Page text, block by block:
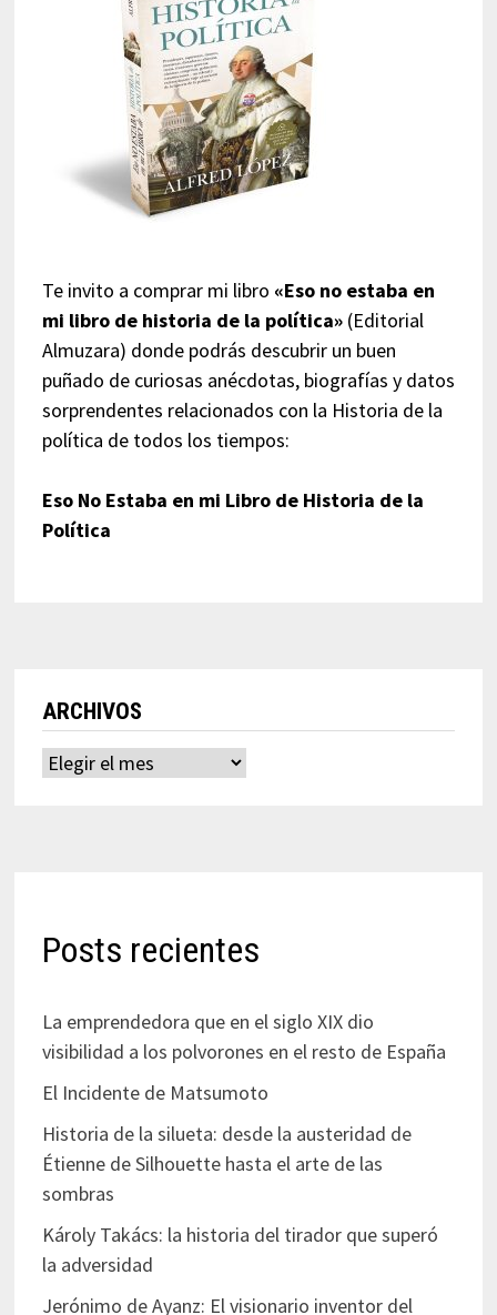
Te invito a comprar mi libro «Eso no estaba en
mi libro de historia de la política»(Editorial
Almuzara) donde podrás descubrir un buen
puñado de curiosas anécdotas, biografías y datos
sorprendentes relacionados con la Historia de la
política de todos los tiempos:
Eso No Estaba en mi Libro de Historia de la
Política
ARCHIVOS
Archivos
Posts recientes
La emprendedora que en el siglo XIX dio
visibilidad a los polvorones en el resto de España
El Incidente de Matsumoto
Historia de la silueta: desde la austeridad de
Étienne de Silhouette hasta el arte de las
sombras
Károly Takács: la historia del tirador que superó
la adversidad
Jerónimo de Ayanz: El visionario inventor del